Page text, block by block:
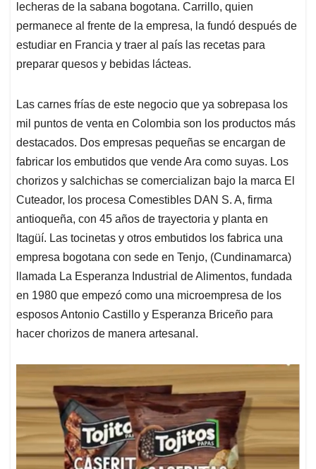
lecheras de la sabana bogotana. Carrillo, quien
permanece al frente de la empresa, la fundó después de
estudiar en Francia y traer al país las recetas para
preparar quesos y bebidas lácteas.
Las carnes frías de este negocio que ya sobrepasa los
mil puntos de venta en Colombia son los productos más
destacados. Dos empresas pequeñas se encargan de
fabricar los embutidos que vende Ara como suyas. Los
chorizos y salchichas se comercializan bajo la marca El
Cuteador, los procesa Comestibles DAN S. A, firma
antioqueña, con 45 años de trayectoria y planta en
Itagüí. Las tocinetas y otros embutidos los fabrica una
empresa bogotana con sede en Tenjo, (Cundinamarca)
llamada La Esperanza Industrial de Alimentos, fundada
en 1980 que empezó como una microempresa de los
esposos Antonio Castillo y Esperanza Briceño para
hacer chorizos de manera artesanal.